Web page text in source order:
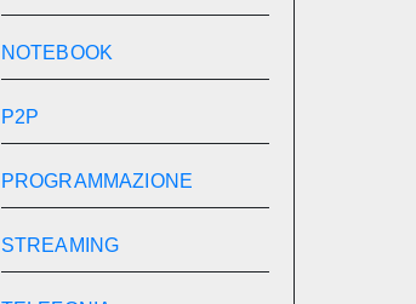
NOTEBOOK
P2P
PROGRAMMAZIONE
STREAMING